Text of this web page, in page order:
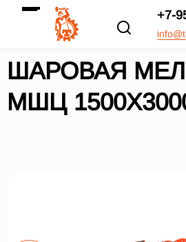
+7-
ШАРОВАЯ
МШЦ